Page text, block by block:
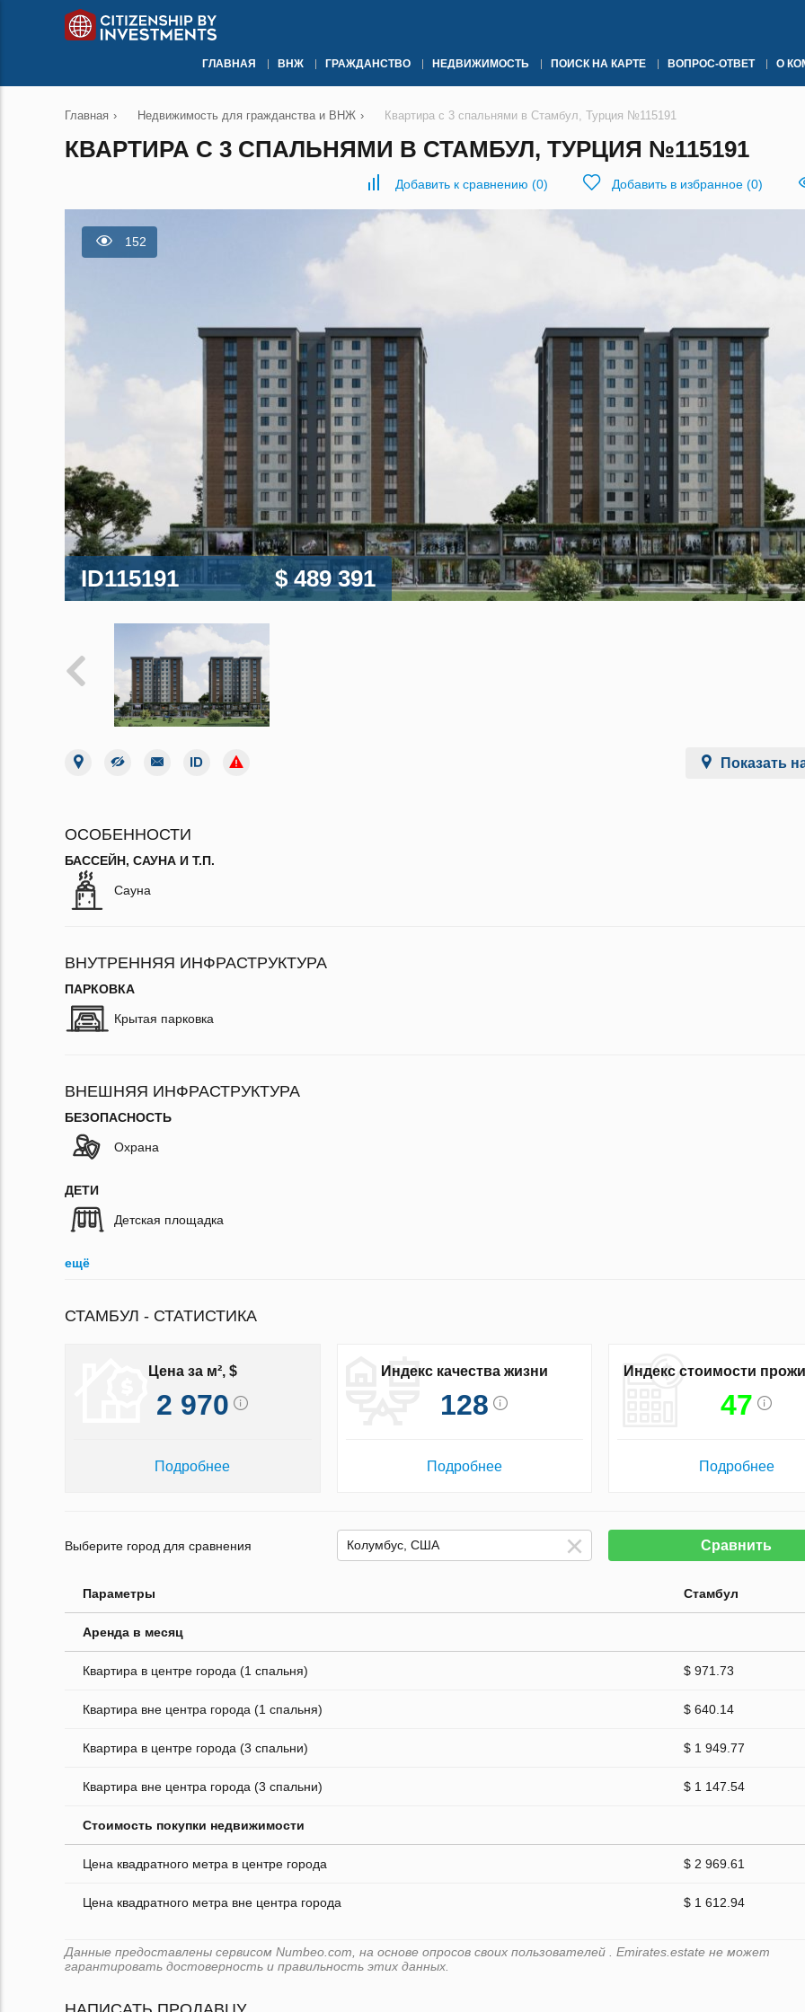
ГЛАВНАЯ ВНЖ ГРАЖДАНСТВО НЕДВИЖИМОСТЬ ПОИСК НА КАРТЕ ВОПРОС-ОТВЕТ О
Главная › Недвижимость для гражданства и ВНЖ › Квартира с 3 спальнями в Стамбул, Турция №115191
КВАРТИРА С 3 СПАЛЬНЯМИ В СТАМБУЛ, ТУРЦИЯ №115191
Добавить к сравнению (0) Добавить в избранное (0)
152
ID115191 $ 489 391
Показать
ОСОБЕННОСТИ
БАССЕЙН, САУНА И Т.П.
Сауна
ВНУТРЕННЯЯ ИНФРАСТРУКТУРА
ПАРКОВКА
Крытая парковка
ВНЕШНЯЯ ИНФРАСТРУКТУРА
БЕЗОПАСНОСТЬ
Охрана
ДЕТИ
Детская площадка
ещё
СТАМБУЛ - СТАТИСТИКА
Цена за м², $
2 970
Подробнее
Индекс качества жизни
128
Подробнее
Индекс стоимости
47
Подробнее
Выберите город для сравнения Сравнить
Параметры Стамбул
Аренда в месяц
Квартира в центре города (1 спальня) $ 971.73
Квартира вне центра города (1 спальня) $ 640.14
Квартира в центре города (3 спальни) $ 1 949.77
Квартира вне центра города (3 спальни) $ 1 147.54
Стоимость покупки недвижимости
Цена квадратного метра в центре города $ 2 969.61
Цена квадратного метра вне центра города $ 1 612.94
Данные предоставлены сервисом Numbeo.com, на основе опросов своих пользователей . Emirates.estate не может
гарантировать достоверность и правильность этих данных.